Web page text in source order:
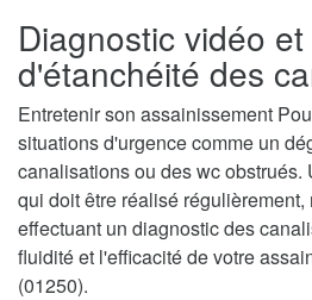
Diagnostic vidéo
d'étanchéité des
Entretenir son assainissement
situations d'urgence comme un
canalisations ou des wc obstrués.
qui doit être réalisé régulièrement,
effectuant un diagnostic des
fluidité et l'efficacité de votre
(01250).